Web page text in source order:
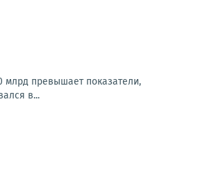
млрд превышает показатели,
в...